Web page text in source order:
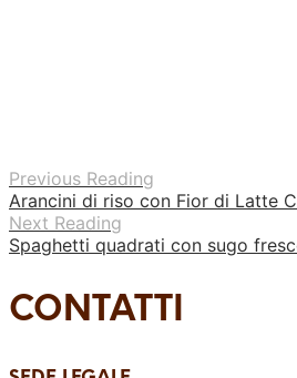
Previous Reading
Arancini di riso con Fior di Latte
Next Reading
Spaghetti quadrati con sugo
CONTATTI